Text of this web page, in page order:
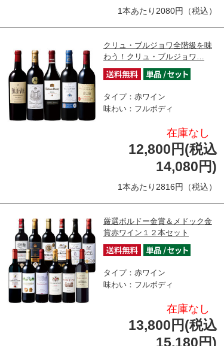
1本あたり2080円（税込）
クリュ・ブルジョワ全階級を味
わう！クリュ・ブルジョワ…
タイプ：赤ワイン
味わい：フルボディ
在庫なし
12,800円(税込
14,080円)
1本あたり2816円（税込）
厳選ボルドー金賞＆メドック金
賞赤ワイン１２本セット
タイプ：赤ワイン
味わい：フルボディ
在庫なし
13,800円(税込
15,180円)